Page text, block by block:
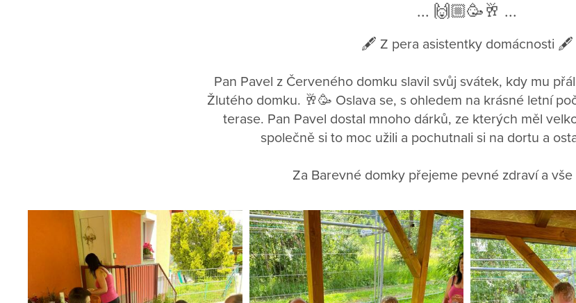
... 🙌🏼🥳🥂 ...
🖋️ Z pera asistentky domácnosti 🖋️
Pan Pavel z Červeného domku slavil svůj svátek, kdy mu
Žlutého domku. 🥂🥳 Oslava se, s ohledem na krásné letní
terase. Pan Pavel dostal mnoho dárků, ze kterých měl
společně si to moc užili a pochutnali si na dortu a
Za Barevné domky přejeme pevné zdraví a vše